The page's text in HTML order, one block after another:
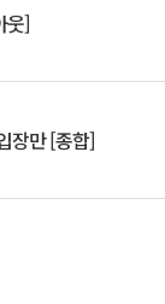
웃]
장만 [종합]